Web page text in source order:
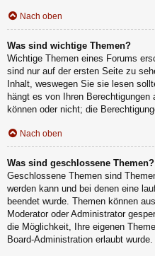
Nach oben
Was sind wichtige Themen?
Wichtige Themen eines Forums
sind nur auf der ersten Seite zu
Inhalt, weswegen Sie sie lesen
hängt es von Ihren
können oder nicht; die
Nach oben
Was sind geschlossene Themen?
Geschlossene Themen sind
werden kann und bei denen eine
beendet wurde. Themen können
Moderator oder Administrator
die Möglichkeit, Ihre eigenen
Board-Administration erlaubt wurde.